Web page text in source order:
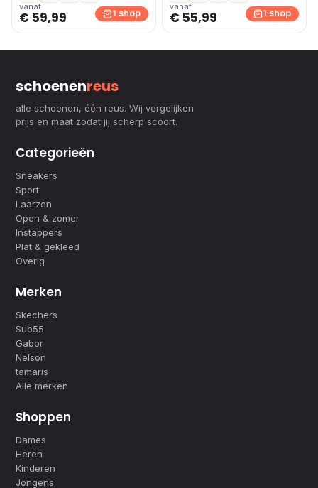
vanaf
€ 59,99 1 shop
vanaf
€ 55,99 1 shop
schoenenreus
alle schoenen, één reus. Wij vergelijken
prijs en maat zodat jij scherp scoort.
Categorieën
Sneakers
Sport
Laarzen
Open & zomer
Instappers
Plat & gekleed
Overig
Merken
Skechers
Sub55
Gabor
Nelson
tamaris
Alle merken
Shoppen
Dames
Heren
Kinderen
Jongens